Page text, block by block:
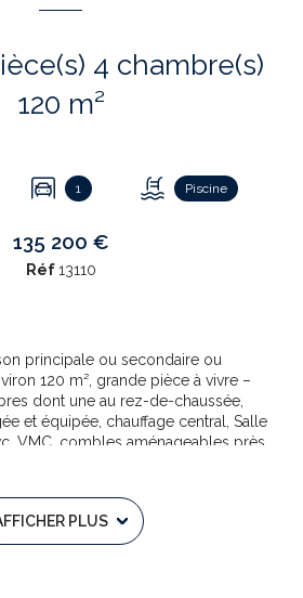
120 m²
1 Piscine
135 200 €
Réf13110
principale ou secondaire ou
120 m², grande pièce à vivre –
dont une au rez-de-chaussée,
et équipée, chauffage central, Salle
VMC, combles aménageables près
à 50 km TGV Paris,
€ HAIPLUS